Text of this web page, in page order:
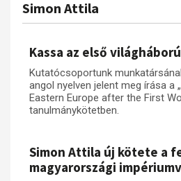
A
Utókor és
Galéria
Adatbázis
Emlékművek
Kapcsolat
Trianon-
Simon Attila
Kassa az első
Kutatócsoportunk
angol nyelven jelent meg írása a
Eastern Europe after the First
tanulmánykötetben.
Simon Attila új kötete a
magyarországi